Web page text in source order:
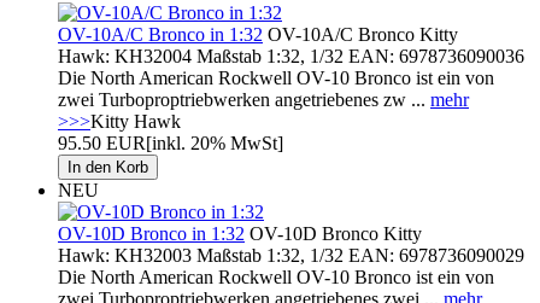
OV-10A/C Bronco in 1:32 OV-10A/C Bronco Kitty
Hawk: KH32004 Maßstab 1:32, 1/32 EAN: 6978736090036
Die North American Rockwell OV-10 Bronco ist ein von
zwei Turboproptriebwerken angetriebenes zw ... mehr
>>>Kitty Hawk
95.50 EUR[inkl. 20% MwSt]
NEU
OV-10D Bronco in 1:32 OV-10D Bronco Kitty
Hawk: KH32003 Maßstab 1:32, 1/32 EAN: 6978736090029
Die North American Rockwell OV-10 Bronco ist ein von
zwei Turboproptriebwerken angetriebenes zwei ... mehr